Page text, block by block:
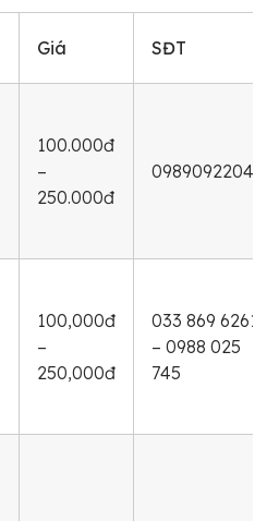
Giá SĐT
100.000đ
–
250.000đ
0989092204
100,000đ
–
250,000đ
033 869 6261
– 0988 025
745